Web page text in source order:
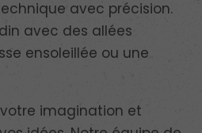
avec précision.
avec des allées
ensoleillée ou une
imagination et